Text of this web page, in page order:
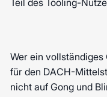
Teil des Tooling-
Wer ein
für den DACH-
nicht auf Gong und